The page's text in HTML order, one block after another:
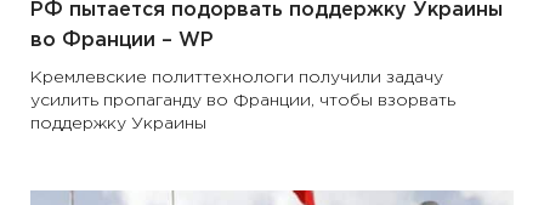
РФ пытается подорвать поддержку Украины
во Франции – WP
Кремлевские политтехнологи получили задачу
усилить пропаганду во Франции, чтобы взорвать
поддержку Украины